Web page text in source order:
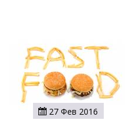
27 Фев 2016